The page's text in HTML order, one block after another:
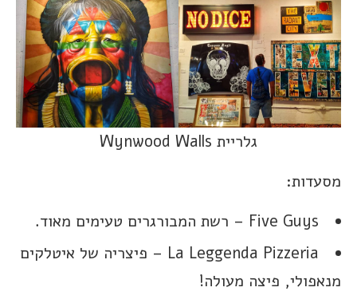
גלריית Wynwood Walls
מסעדות:
Five Guys – רשת המבורגרים טעימים מאוד.
La Leggenda Pizzeria – פיצריה של איטלקים
מנאפולי, פיצה מעולה!